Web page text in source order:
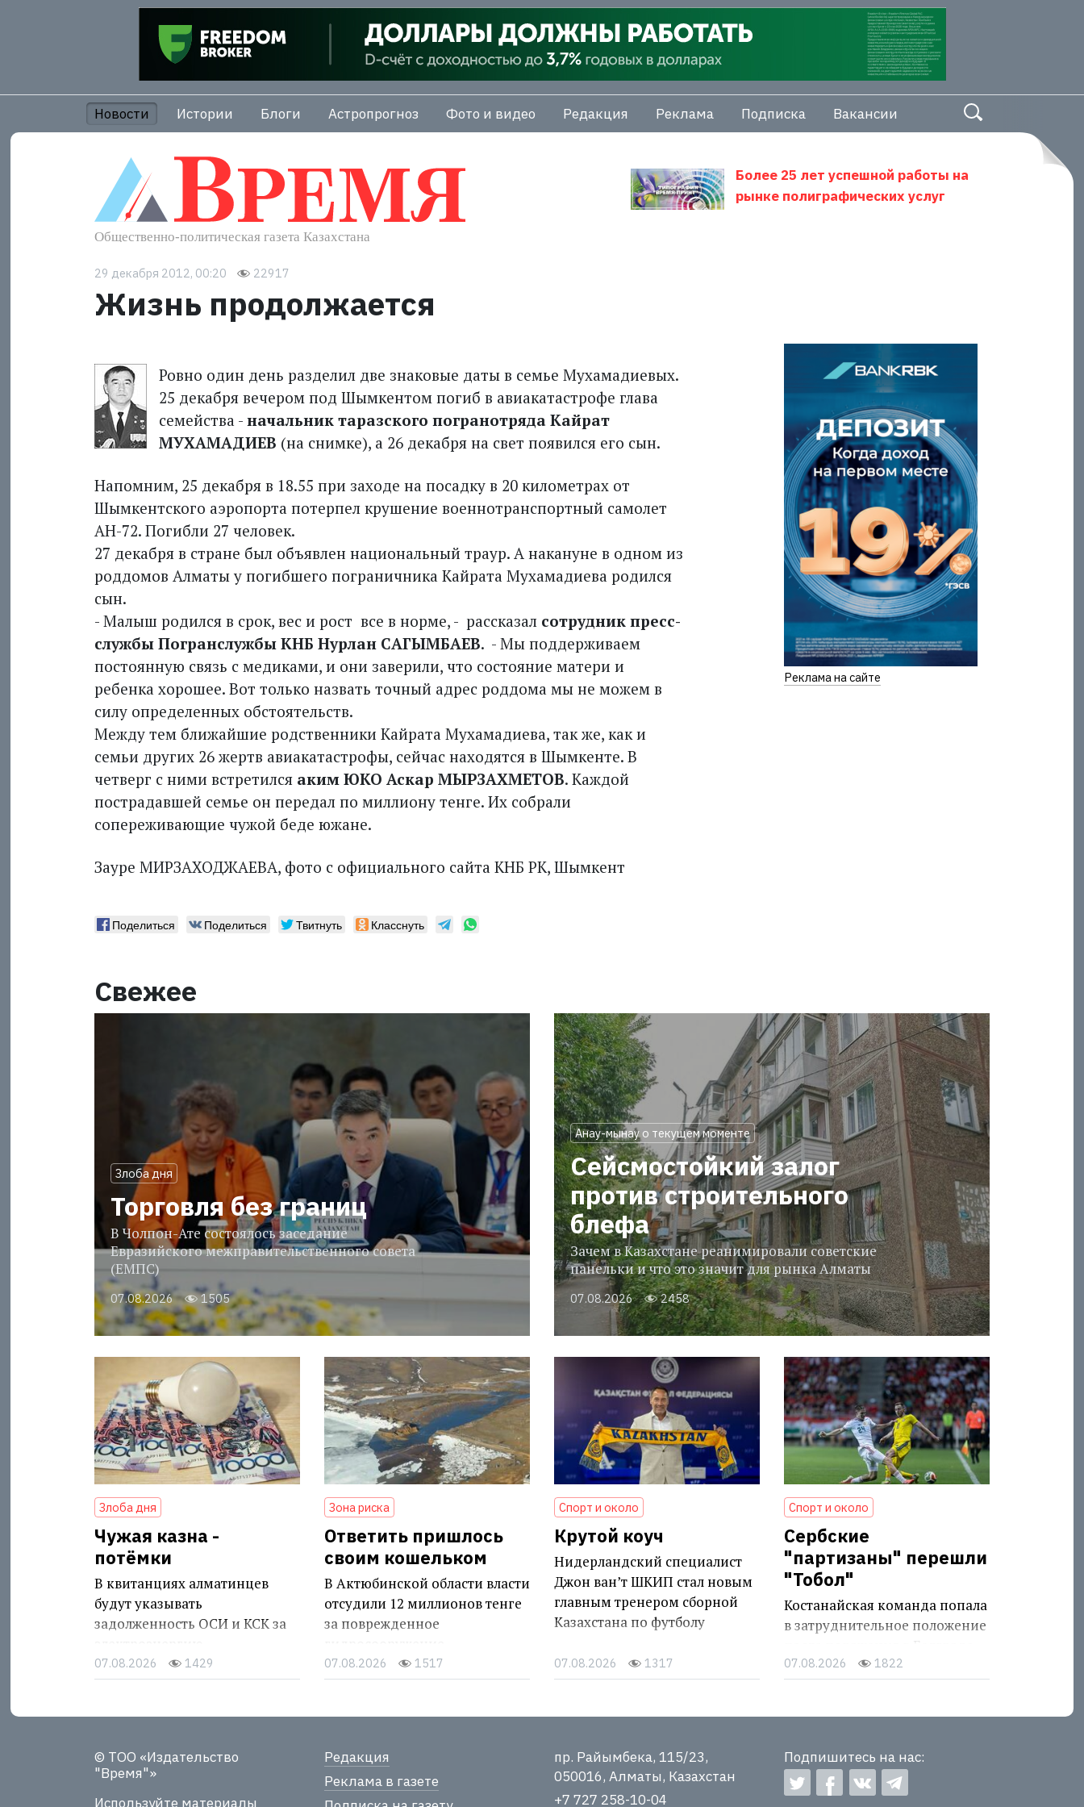
Новости Истории Блоги Астропрогноз Фото и видео Редакция Реклама Подписка Вакансии
Более 25 лет успешной работы на
рынке полиграфических услуг
29 декабря 2012, 00:20 22917
Жизнь продолжается
Ровно один день разделил две знаковые даты в семье Мухамадиевых.
25 декабря вечером под Шымкентом погиб в авиакатастрофе глава
семейства - начальник таразского погранотряда Кайрат
МУХАМАДИЕВ (на снимке), а 26 декабря на свет появился его сын.
Напомним, 25 декабря в 18.55 при заходе на посадку в 20 километрах от
Шымкентского аэропорта потерпел крушение военно­транспортный самолет
АН-­72. Погибли 27 человек.
27 декабря в стране был объявлен национальный траур. А накануне в одном из
роддомов Алматы у погибшего пограничника Кайрата Мухамадиева родился
сын.
­- Малыш родился в срок, вес и рост ­ все в норме, - ­ рассказал сотрудник пресс­
службы Погранслужбы КНБ Нурлан САГЫМБАЕВ. ­ - Мы поддерживаем
постоянную связь с медиками, и они заверили, что состояние матери и
ребенка хорошее. Вот только назвать точный адрес роддома мы не можем в
силу определенных обстоятельств.
Между тем ближайшие родственники Кайрата Мухамадиева, так же, как и
семьи других 26 жертв авиакатастрофы, сейчас находятся в Шымкенте. В
четверг с ними встретился аким ЮКО Аскар МЫРЗАХМЕТОВ. Каждой
пострадавшей семье он передал по миллиону тенге. Их собрали
сопереживающие чужой беде южане.
Зауре МИРЗАХОДЖАЕВА, фото с официального сайта КНБ РК, Шымкент
Поделиться Поделиться Твитнуть Класснуть
Реклама на сайте
Свежее
Злоба дня
Торговля без границ
В Чолпон-Ате состоялось заседание
Евразийского межправительственного совета
(ЕМПС)
07.08.2026 1505
Анау-мынау о текущем моменте
Сейсмостойкий залог
против строительного
блефа
Зачем в Казахстане реанимировали советские
панельки и что это значит для рынка Алматы
07.08.2026 2458
Злоба дня
Чужая казна -
потёмки
В квитанциях алматинцев
будут указывать
задолженность ОСИ и КСК за
07.08.2026 1429
Зона риска
Ответить пришлось
своим кошельком
В Актюбинской области власти
отсудили 12 миллионов тенге
за поврежденное
07.08.2026 1517
Спорт и около
Крутой коуч
Нидерландский специалист
Джон ван’т ШКИП стал новым
главным тренером сборной
Казахстана по футболу
07.08.2026 1317
Спорт и около
Сербские
"партизаны" перешли
"Тобол"
Костанайская команда попала
в затруднительное положение
после поражения в Белграде
07.08.2026 1822
© ТОО «Издательство
"Время"»
Используйте материалы
Редакция
Реклама в газете
пр. Райымбека, 115/23,
050016, Алматы, Казахстан
+7 727 258-10-04
Подпишитесь на нас: